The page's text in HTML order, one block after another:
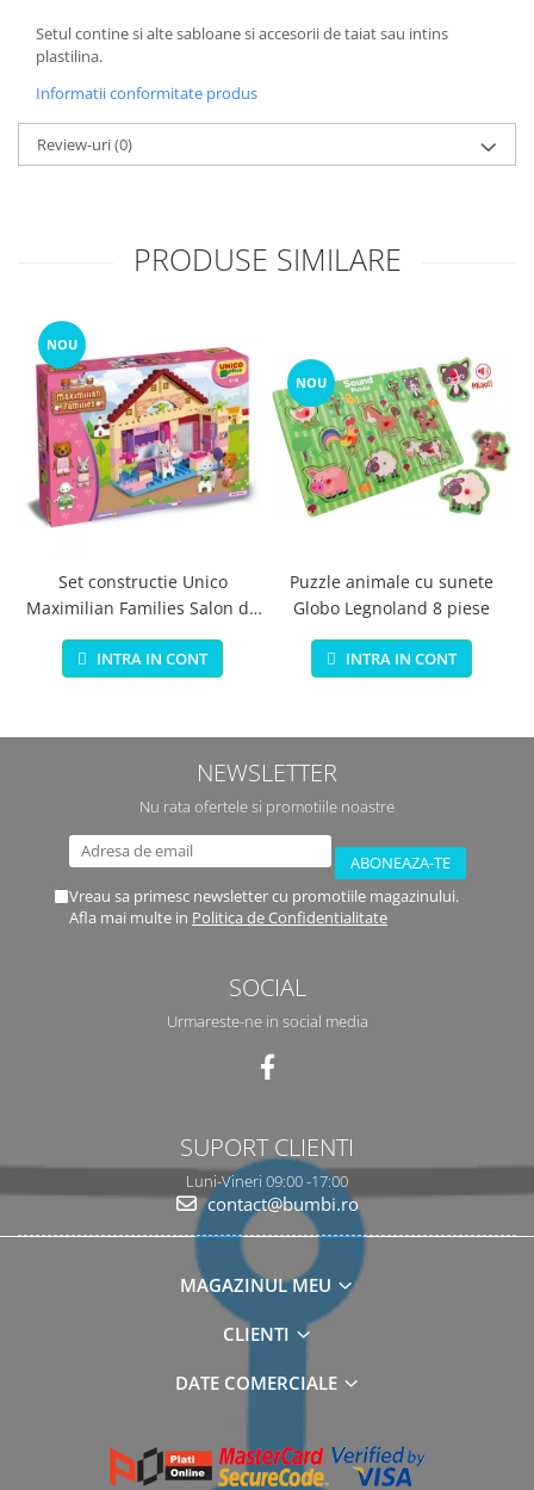
Setul contine si alte sabloane si accesorii de taiat sau intins
plastilina.
Informatii conformitate produs
Review-uri(0)
PRODUSE SIMILARE
NOU
Set constructie Unico
Maximilian Families Salon de
infrumusetare 80 piese
INTRA IN CONT
NOU
Puzzle animale cu sunete
Globo Legnoland 8 piese
INTRA IN CONT
NEWSLETTER
Nu rata ofertele si promotiile noastre
Vreau sa primesc newsletter cu promotiile magazinului.
Afla mai multe in Politica de Confidentialitate
SOCIAL
Urmareste-ne in social media
SUPORT CLIENTI
Luni-Vineri 09:00 -17:00
contact@bumbi.ro
MAGAZINUL MEU
CLIENTI
DATE COMERCIALE